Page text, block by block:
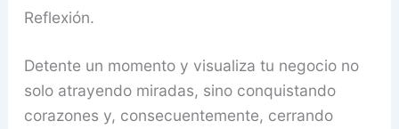
Reflexión.
Detente un momento y visualiza tu negocio no
solo atrayendo miradas, sino conquistando
corazones y, consecuentemente, cerrando